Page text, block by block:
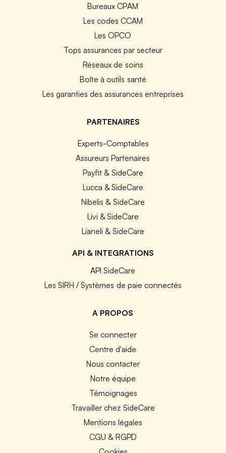
Bureaux CPAM
Les codes CCAM
Les OPCO
Tops assurances par secteur
Réseaux de soins
Boîte à outils santé
Les garanties des assurances entreprises
PARTENAIRES
Experts-Comptables
Assureurs Partenaires
Payfit & SideCare
Lucca & SideCare
Nibelis & SideCare
Livi & SideCare
Lianeli & SideCare
API & INTEGRATIONS
API SideCare
Les SIRH / Systèmes de paie connectés
A PROPOS
Se connecter
Centre d'aide
Nous contacter
Notre équipe
Témoignages
Travailler chez SideCare
Mentions légales
CGU & RGPD